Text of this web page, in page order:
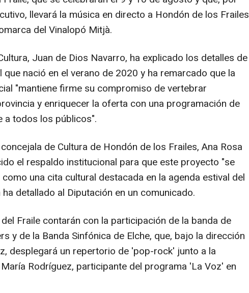
llevará la música en directo a Hondón de los Frailes
del Vinalopó Mitjà.
Juan de Dios Navarro, ha explicado los detalles de
nació en el verano de 2020 y ha remarcado que la
"mantiene firme su compromiso de vertebrar
y enriquecer la oferta con una programación de
a todos los públicos".
de Cultura de Hondón de los Frailes, Ana Rosa
el respaldo institucional para que este proyecto "se
una cita cultural destacada en la agenda estival del
detallado al Diputación en un comunicado.
Fraile contarán con la participación de la banda de
y de la Banda Sinfónica de Elche, que, bajo la dirección
desplegará un repertorio de 'pop-rock' junto a la
Rodríguez, participante del programa 'La Voz' en